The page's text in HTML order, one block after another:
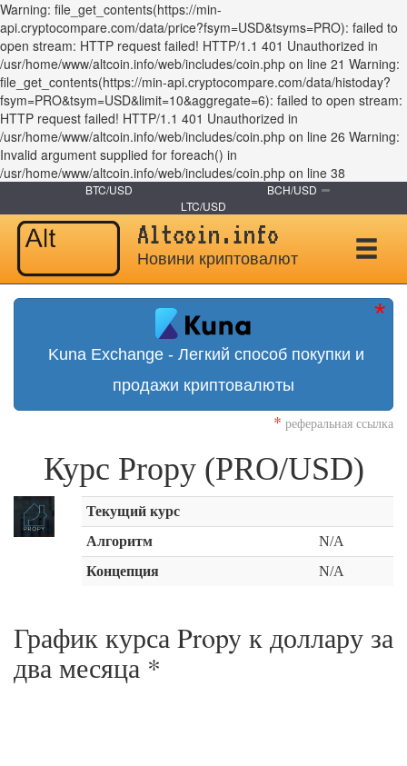
Warning: file_get_contents(https://min-
api.cryptocompare.com/data/price?fsym=USD&tsyms=PRO): failed to
open stream: HTTP request failed! HTTP/1.1 401 Unauthorized in
/usr/home/www/altcoin.info/web/includes/coin.php on line 21 Warning:
file_get_contents(https://min-api.cryptocompare.com/data/histoday?
fsym=PRO&tsym=USD&limit=10&aggregate=6): failed to open stream:
HTTP request failed! HTTP/1.1 401 Unauthorized in
/usr/home/www/altcoin.info/web/includes/coin.php on line 26 Warning:
Invalid argument supplied for foreach() in
/usr/home/www/altcoin.info/web/includes/coin.php on line 38
BTC/USD
BCH/USD
LTC/USD
Altcoin.info
Новини криптовалют
Kuna Exchange - Легкий способ покупки и
продажи криптовалюты
* реферальная ссылка
Курс Propy (PRO/USD)
Текущий курс
Алгоритм
N/A
Концепция
N/A
График курса Propy к доллару за
два месяца *